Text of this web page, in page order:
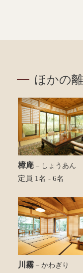
ほかの
樟庵– しょうあん
定員 1名 - 6名
川霧– かわぎり